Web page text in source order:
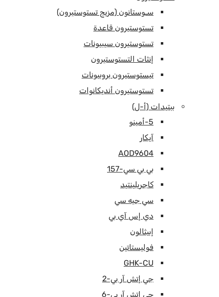
سـوستانون (مزيج تستوستيرون)
تستوستيرون قاعدة
تستوستيرون سيبيونات
إنثات التستوستيرون
تيستوستيرون بروبيونات
تستوستيرون أنديكانوات
ببتيدات (أ-ل)
5-أمينو
آيكار
AOD9604
بي بي سي-157
كاجريلينتيد
سي جيه سي
دي إس آي بي
إبيثالون
فوليستاتين
GHK-CU
جي إتش آر بي-2
جي إتش آر بي-6